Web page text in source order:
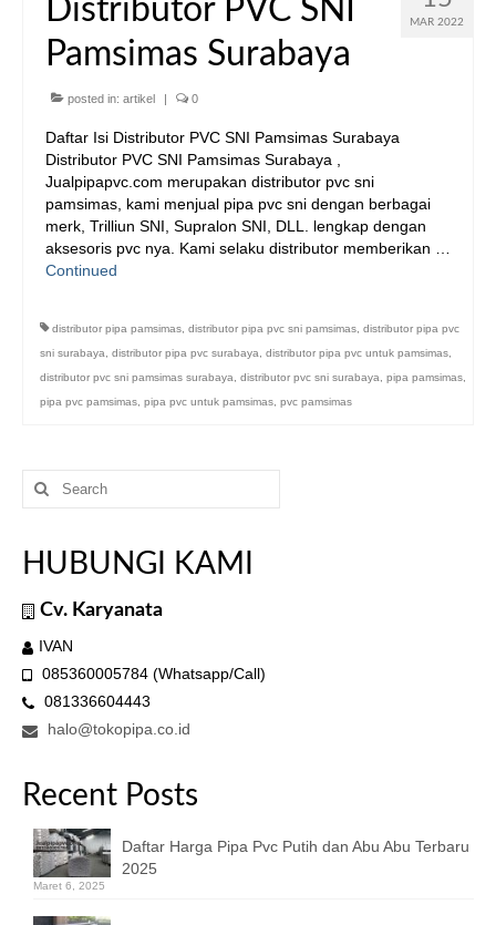
MAR 2022
Distributor PVC SNI
Pamsimas Surabaya
posted in: artikel 0
Daftar Isi Distributor PVC SNI Pamsimas Surabaya
Distributor PVC SNI Pamsimas Surabaya ,
Jualpipapvc.com merupakan distributor pvc sni
pamsimas, kami menjual pipa pvc sni dengan berbagai
merk, Trilliun SNI, Supralon SNI, DLL. lengkap dengan
aksesoris pvc nya. Kami selaku distributor memberikan …
Continued
distributor pipa pamsimas, distributor pipa pvc sni pamsimas, distributor pipa pvc
sni surabaya, distributor pipa pvc surabaya, distributor pipa pvc untuk pamsimas,
distributor pvc sni pamsimas surabaya, distributor pvc sni surabaya, pipa pamsimas,
pipa pvc pamsimas, pipa pvc untuk pamsimas, pvc pamsimas
Search
for:
HUBUNGI KAMI
Cv. Karyanata
IVAN
085360005784 (Whatsapp/Call)
081336604443
halo@tokopipa.co.id
Recent Posts
Daftar Harga Pipa Pvc Putih dan Abu Abu Terbaru
2025
Maret 6, 2025